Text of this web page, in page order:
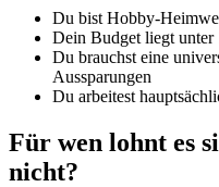
Du bist Hobby-
Dein Budget liegt unter
Du brauchst eine
Aussparungen
Du arbeitest
Für wen lohnt es
nicht?